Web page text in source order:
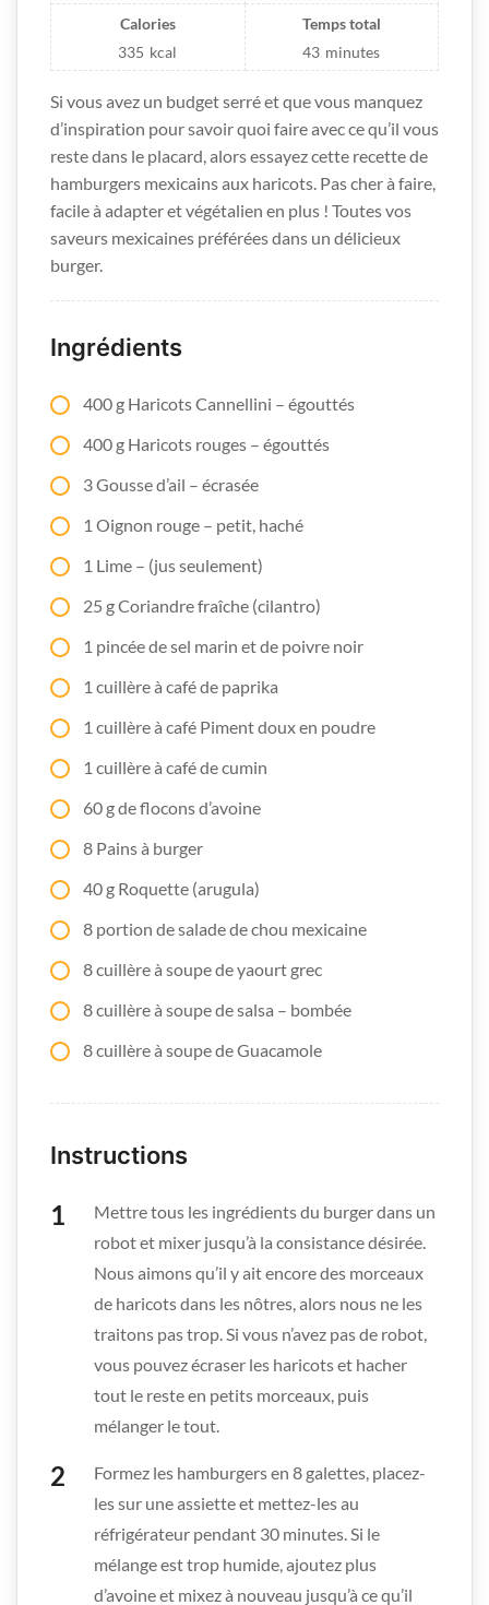
Calories
335 kcal
Temps total
43 minutes
Si vous avez un budget serré et que vous manquez
d’inspiration pour savoir quoi faire avec ce qu’il vous
reste dans le placard, alors essayez cette recette de
hamburgers mexicains aux haricots. Pas cher à faire,
facile à adapter et végétalien en plus ! Toutes vos
saveurs mexicaines préférées dans un délicieux
burger.
Ingrédients
400 g Haricots Cannellini – égouttés
400 g Haricots rouges – égouttés
3 Gousse d’ail – écrasée
1 Oignon rouge – petit, haché
1 Lime – (jus seulement)
25 g Coriandre fraîche (cilantro)
1 pincée de sel marin et de poivre noir
1 cuillère à café de paprika
1 cuillère à café Piment doux en poudre
1 cuillère à café de cumin
60 g de flocons d’avoine
8 Pains à burger
40 g Roquette (arugula)
8 portion de salade de chou mexicaine
8 cuillère à soupe de yaourt grec
8 cuillère à soupe de salsa – bombée
8 cuillère à soupe de Guacamole
Instructions
Mettre tous les ingrédients du burger dans un
robot et mixer jusqu’à la consistance désirée.
Nous aimons qu’il y ait encore des morceaux
de haricots dans les nôtres, alors nous ne les
traitons pas trop. Si vous n’avez pas de robot,
vous pouvez écraser les haricots et hacher
tout le reste en petits morceaux, puis
mélanger le tout.
Formez les hamburgers en 8 galettes, placez-
les sur une assiette et mettez-les au
réfrigérateur pendant 30 minutes. Si le
mélange est trop humide, ajoutez plus
d’avoine et mixez à nouveau jusqu’à ce qu’il